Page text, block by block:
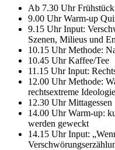
Ab 7.30 Uhr Frühstück
9.00 Uhr Warm-up
9.15 Uhr Input:
Szenen, Milieus und
10.15 Uhr Methode:
10.45 Uhr Kaffee/Tee
11.15 Uhr Input:
12.00 Uhr Methode:
rechtsextreme
12.30 Uhr Mittagessen
14.00 Uhr Warm-up:
werden geweckt
14.15 Uhr Input: